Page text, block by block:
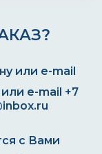
e-mail +7